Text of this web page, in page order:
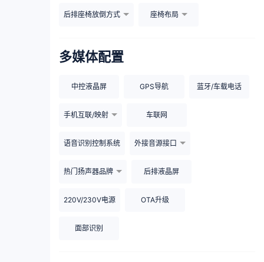
后排座椅放倒方式 座椅布局
多媒体配置
中控液晶屏 GPS导航 蓝牙/车载电话
手机互联/映射 车联网
语音识别控制系统 外接音源接口
热门扬声器品牌 后排液晶屏
220V/230V电源 OTA升级
面部识别